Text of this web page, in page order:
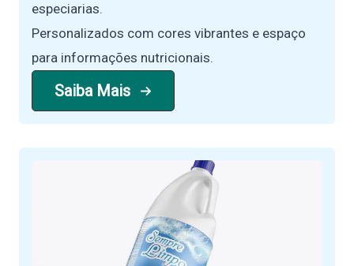
especiarias.
Personalizados com cores vibrantes e espaço
para informações nutricionais.
Saiba Mais